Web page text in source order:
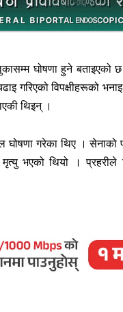
घोषणा हुने बताइएको
गरिएको विपक्षीहरूको
थिइन् ।
गरेका थिए । सेनाको
भएको थियो । प्रहरीले